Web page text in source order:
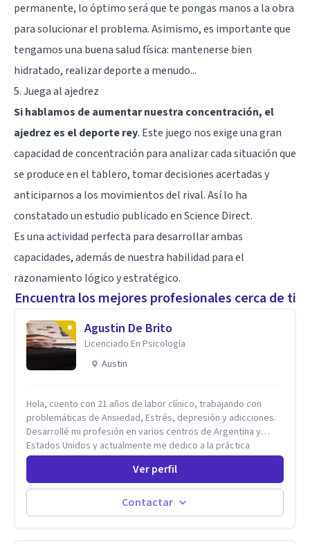
permanente, lo óptimo será que te pongas manos a la obra
para solucionar el problema. Asimismo, es importante que
tengamos una buena salud física: mantenerse bien
hidratado, realizar deporte a menudo...
5. Juega al ajedrez
Si hablamos de aumentar nuestra concentración, el
ajedrez es el deporte rey. Este juego nos exige una gran
capacidad de concentración para analizar cada situación que
se produce en el tablero, tomar decisiones acertadas y
anticiparnos a los movimientos del rival. Así lo ha
constatado un estudio publicado enScience Direct.
Es una actividad perfecta para desarrollar ambas
capacidades, además de nuestra habilidad para el
razonamiento lógico y estratégico.
Encuentra los mejores profesionales cerca de ti
Agustin De Brito
Licenciado En Psicología
Austin
Hola, cuento con 21 años de labor clínico, trabajando con
problemáticas de Ansiedad, Estrés, depresión y adicciones.
Desarrollé mi profesión en varios centros de Argentina y
Estados Unidos y actualmente me dedico a la práctica
privada. Utilizo terapias cognitivas conductuales basadas en
evidencia científica con comprobados resultados. Los
objetivos terapéuticos están centrados en brindar
herramientas concretas para el cambio, que permitan
desarrollar nuevas habilidades y estrategias basadas en la
Ver perfil
Contactar